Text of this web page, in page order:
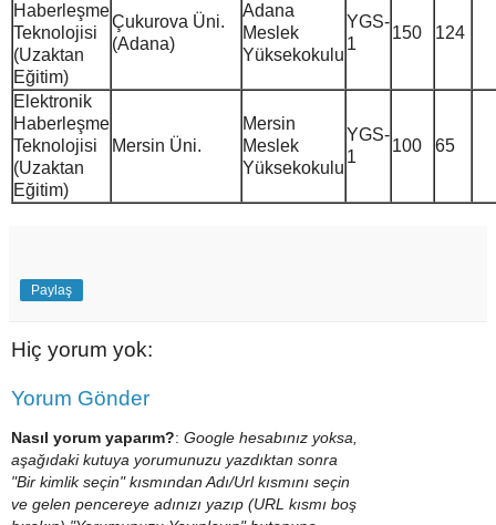
Haberleşme
Teknolojisi
(Uzaktan
Eğitim)
Çukurova Üni.
(Adana)
Adana
Meslek
Yüksekokulu
YGS-
1
150 124
Elektronik
Haberleşme
Teknolojisi
(Uzaktan
Eğitim)
Mersin Üni.
Mersin
Meslek
Yüksekokulu
YGS-
1
100 65
Paylaş
Hiç yorum yok:
Yorum Gönder
Nasıl yorum yaparım?: Google hesabınız yoksa,
aşağıdaki kutuya yorumunuzu yazdıktan sonra
"Bir kimlik seçin" kısmından Adı/Url kısmını seçin
ve gelen pencereye adınızı yazıp (URL kısmı boş